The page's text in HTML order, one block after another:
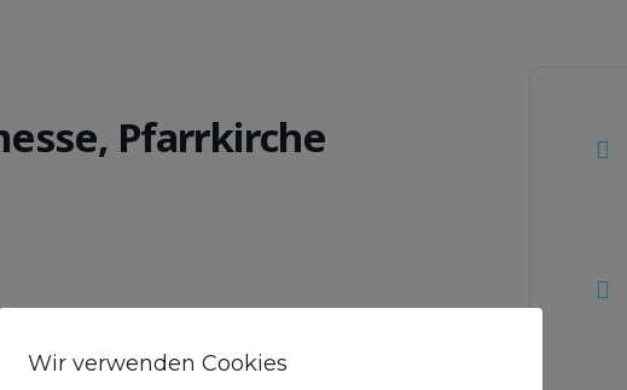
Pfarrkirche
Wir verwenden Cookies